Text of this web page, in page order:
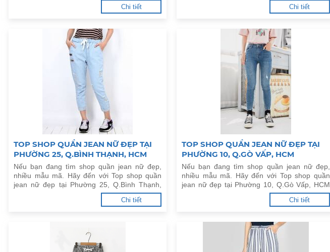
Chi tiết Chi tiết
TOP SHOP QUẦN JEAN NỮ ĐẸP TẠI
PHƯỜNG 25, Q.BÌNH THẠNH, HCM
Nếu bạn đang tìm shop quần jean nữ đẹp,
nhiều mẫu mã. Hãy đến với Top shop quần
jean nữ đẹp tại Phường 25, Q.Bình Thạnh,
Chi tiết
TOP SHOP QUẦN JEAN NỮ ĐẸP TẠI
PHƯỜNG 10, Q.GÒ VẤP, HCM
Nếu bạn đang tìm shop quần jean nữ đẹp,
nhiều mẫu mã. Hãy đến với Top shop quần
jean nữ đẹp tại Phường 10, Q.Gò Vấp, HCM
Chi tiết